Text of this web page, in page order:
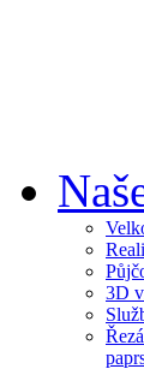
3D